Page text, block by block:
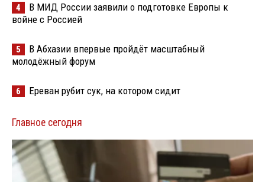
4
В МИД России заявили о подготовке Европы к
войне с Россией
5
В Абхазии впервые пройдёт масштабный
молодёжный форум
6 Ереван рубит сук, на котором сидит
Главное сегодня